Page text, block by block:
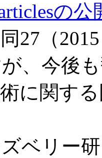
の
27（
、今後
に関す
ベリー